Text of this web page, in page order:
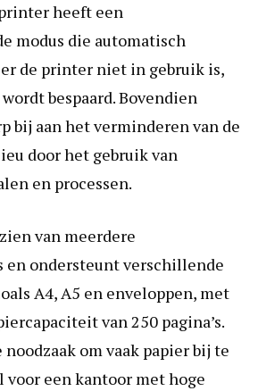
heeft een
modus die automatisch
de printer niet in gebruik is,
bespaard. Bovendien
bij aan het verminderen van de
door het gebruik van
en processen.
van meerdere
en ondersteunt verschillende
A4, A5 en enveloppen, met
van 250 pagina’s.
om vaak papier bij te
voor een kantoor met hoge